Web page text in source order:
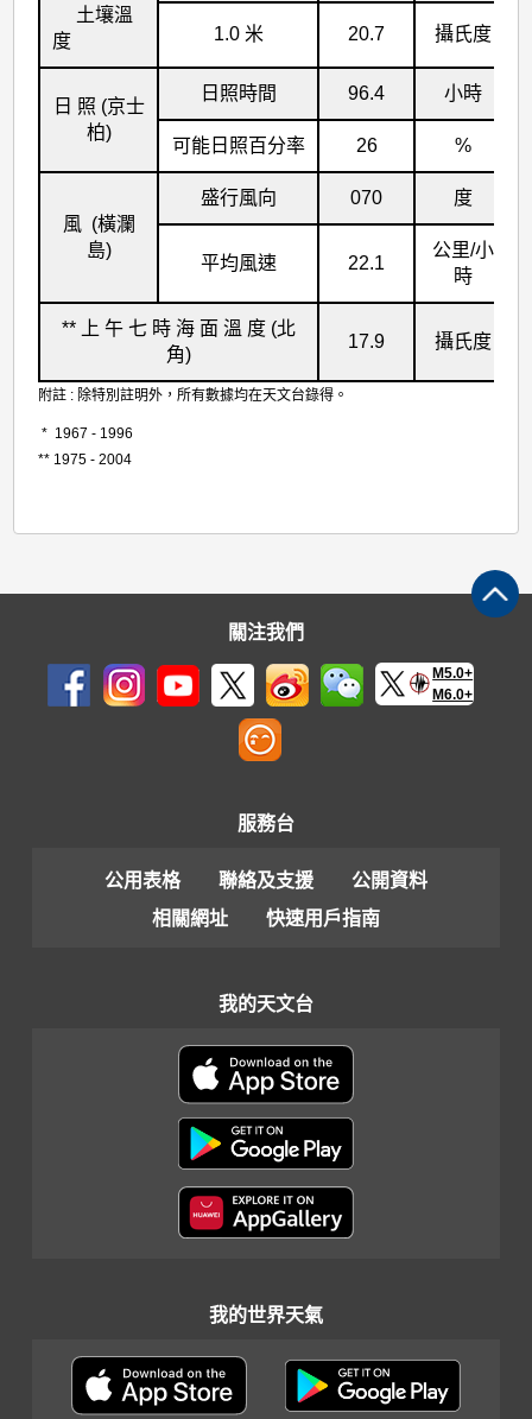
土壤溫
度
1.0 米 20.7 攝氏度
日 照 (京士
柏)
日照時間 96.4 小時
可能日照百分率 26 %
風 (橫瀾
島)
盛行風向 070 度
平均風速 22.1
公里/小
時
** 上 午 七 時 海 面 溫 度 (北
角)
17.9 攝氏度
附註 : 除特別註明外，所有數據均在天文台錄得。
* 1967 - 1996
** 1975 - 2004
關注我們
M5.0+
M6.0+
服務台
公用表格 聯絡及支援
公開資料
相關網址
快速用戶指南
我的天文台
我的世界天氣